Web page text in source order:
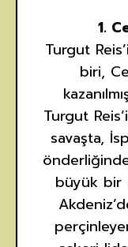
1.
Turgut
biri,
Turgut
savaşta,
büyük bir